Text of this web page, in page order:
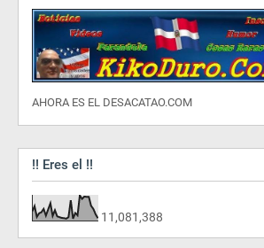
AHORA ES EL DESACATAO.COM
!! Eres el !!
11,081,388